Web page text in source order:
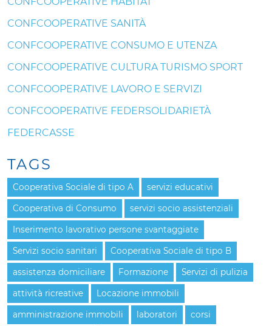
CONFCOOPERATIVE SANITÀ
CONFCOOPERATIVE CONSUMO E UTENZA
CONFCOOPERATIVE CULTURA TURISMO SPORT
CONFCOOPERATIVE LAVORO E SERVIZI
CONFCOOPERATIVE FEDERSOLIDARIETÀ
FEDERCASSE
TAGS
Cooperativa Sociale di tipo A servizi educativi
Cooperativa di Consumo servizi socio assistenziali
Inserimento lavorativo persone svantaggiate
Servizi socio sanitari Cooperativa Sociale di tipo B
assistenza domiciliare Formazione Servizi di pulizia
attività ricreative Locazione immobili
amministrazione immobili laboratori corsi